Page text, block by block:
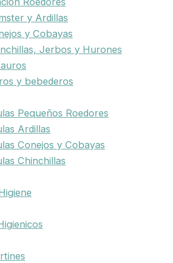
y Ardillas
y Cobayas
Jerbos y Hurones
y bebederos
Pequeños Roedores
Ardillas
Conejos y Cobayas
Chinchillas